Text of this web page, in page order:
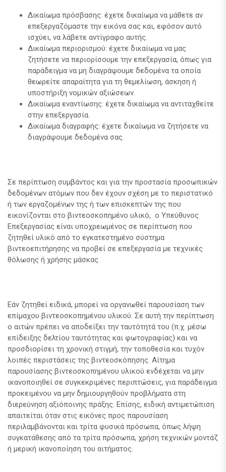
Δικαίωμα πρόσβασης: έχετε δικαίωμα να μάθετε αν
επεξεργαζόμαστε την εικόνα σας και, εφόσον αυτό
ισχύει, να λάβετε αντίγραφο αυτής.
Δικαίωμα περιορισμού: έχετε δικαίωμα να μας
ζητήσετε να περιορίσουμε την επεξεργασία, όπως για
παράδειγμα να μη διαγράψουμε δεδομένα τα οποία
θεωρείτε απαραίτητα για τη θεμελίωση, άσκηση ή
υποστήριξη νομικών αξιώσεων.
Δικαίωμα εναντίωσης: έχετε δικαίωμα να αντιταχθείτε
στην επεξεργασία.
Δικαίωμα διαγραφής: έχετε δικαίωμα να ζητήσετε να
διαγράψουμε δεδομένα σας.
Σε περίπτωση συμβάντος και για την προστασία προσωπικών
δεδομένων ατόμων που δεν έχουν σχέση με το περιστατικό
ή των εργαζομένων της ή των επισκεπτών της που
εικονίζονται στο βιντεοσκοπημένο υλικό, ο Υπεύθυνος
Επεξεργασίας είναι υποχρεωμένος σε περίπτωση που
ζητηθεί υλικό από το εγκατεστημένο σύστημα
βιντεοεπιτήρησης να προβεί σε επεξεργασία με τεχνικές
θόλωσης ή χρήσης μάσκας.
Εάν ζητηθεί ειδικά, μπορεί να οργανωθεί παρουσίαση των
επίμαχου βιντεοσκοπημένου υλικού. Σε αυτή την περίπτωση
ο αιτών πρέπει να αποδείξει την ταυτότητά του (π.χ. μέσω
επίδειξης δελτίου ταυτότητας και φωτογραφίας) και να
προσδιορίσει τη χρονική στιγμή, την τοποθεσία και τυχόν
λοιπές περιστάσεις της βιντεοσκόπησης. Αίτημα
παρουσίασης βιντεοσκοπημένου υλικού ενδέχεται να μην
ικανοποιηθεί σε συγκεκριμένες περιπτώσεις, για παράδειγμα
προκειμένου να μην δημιουργηθούν προβλήματα στη
διερεύνηση αξιόποινης πράξης. Επίσης, ειδική αντιμετώπιση
απαιτείται όταν στις εικόνες προς παρουσίαση
περιλαμβάνονται και τρίτα φυσικά πρόσωπα, όπως λήψη
συγκατάθεσης από τα τρίτα πρόσωπα, χρήση τεχνικών μοντάζ
ή μερική ικανοποίηση του αιτήματος.